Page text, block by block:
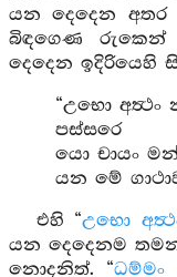
යන දෙදෙන
බිඳගෙණ රුකෙන්
දෙදෙන ඉදිරියෙහි
“උභො
පස්සරෙ
යො චායං
යන මේ
එහි “උභො
යන දෙදෙනම
නොදනිත්. “ධම්මං